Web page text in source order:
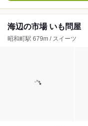
海辺の市場 いも問屋
昭和町駅 679m / スイーツ